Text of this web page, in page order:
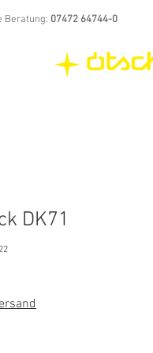
Beratung: 07472 64744-0
DK71